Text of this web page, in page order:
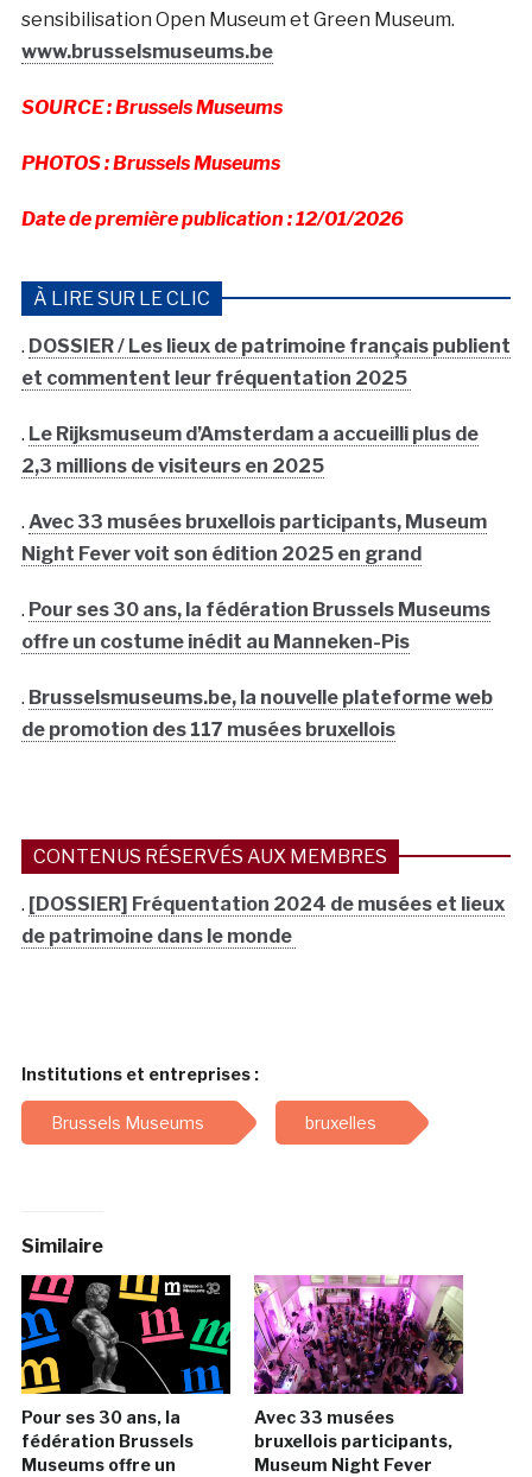
sensibilisation Open Museum et Green Museum.
www.brusselsmuseums.be
SOURCE : Brussels Museums
PHOTOS : Brussels Museums
Date de première publication : 12/01/2026
À LIRE SUR LE CLIC
. DOSSIER / Les lieux de patrimoine français publient
et commentent leur fréquentation 2025
. Le Rijksmuseum d’Amsterdam a accueilli plus de
2,3 millions de visiteurs en 2025
. Avec 33 musées bruxellois participants, Museum
Night Fever voit son édition 2025 en grand
. Pour ses 30 ans, la fédération Brussels Museums
offre un costume inédit au Manneken-Pis
. Brusselsmuseums.be, la nouvelle plateforme web
de promotion des 117 musées bruxellois
CONTENUS RÉSERVÉS AUX MEMBRES
. [DOSSIER] Fréquentation 2024 de musées et lieux
de patrimoine dans le monde
Institutions et entreprises :
Brussels Museums bruxelles
Similaire
Pour ses 30 ans, la
fédération Brussels
Museums offre un
Avec 33 musées
bruxellois participants,
Museum Night Fever